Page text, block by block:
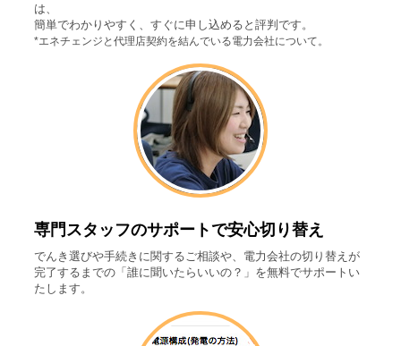
は、
簡単でわかりやすく、すぐに申し込めると評判です。
*エネチェンジと代理店契約を結んでいる電力会社について。
専門スタッフのサポートで安心切り替え
でんき選びや手続きに関するご相談や、電力会社の切り替えが
完了するまでの「誰に聞いたらいいの？」を無料でサポートい
たします。